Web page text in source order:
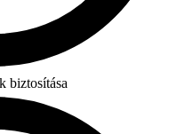
biztosítása